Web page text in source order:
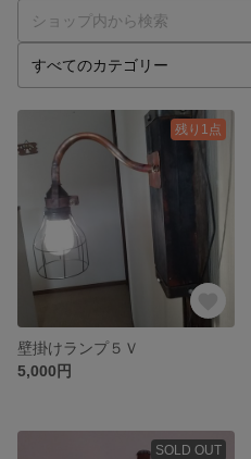
残り1点
壁掛けランプ５Ｖ
5,000円
SOLD OUT